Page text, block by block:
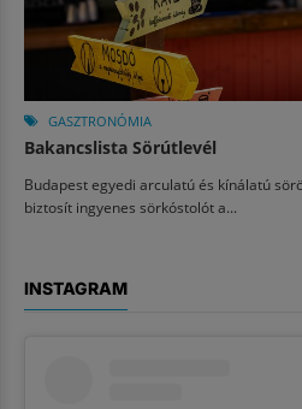
GASZTRONÓMIA
Bakancslista Sörútlevél
Budapest egyedi arculatú és kínálatú
biztosít ingyenes sörkóstolót a...
INSTAGRAM